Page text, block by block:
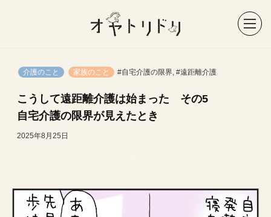
介護のこと 家族のこと #自宅介護の限界,#遠距離介護
こうして遠距離介護は始まった その5
自宅介護の限界が見えたとき
2025年8月25日